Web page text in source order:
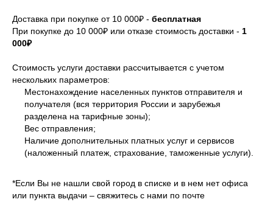
Доставка при покупке от 10 000₽ - бесплатная
При покупке до 10 000₽ или отказе стоимость доставки - 1
000₽
Стоимость услуги доставки рассчитывается с учетом
нескольких параметров:
Местонахождение населенных пунктов отправителя и
получателя (вся территория России и зарубежья
разделена на тарифные зоны);
Вес отправления;
Наличие дополнительных платных услуг и сервисов
(наложенный платеж, страхование, таможенные услуги).
*Если Вы не нашли свой город в списке и в нем нет офиса
или пункта выдачи – свяжитесь с нами по почте